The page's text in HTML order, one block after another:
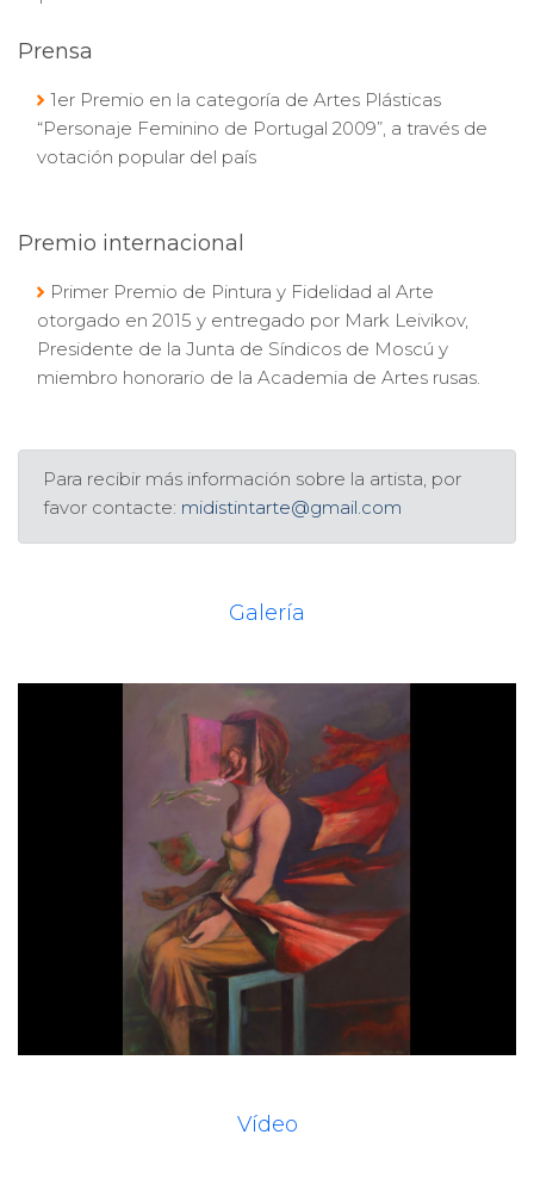
Prensa
1er Premio en la categoría de Artes Plásticas
“Personaje Feminino de Portugal 2009”, a través de
votación popular del país
Premio internacional
Primer Premio de Pintura y Fidelidad al Arte
otorgado en 2015 y entregado por Mark Leivikov,
Presidente de la Junta de Síndicos de Moscú y
miembro honorario de la Academia de Artes rusas.
Para recibir más información sobre la artista, por
favor contacte: midistintarte@gmail.com
Galería
Vídeo